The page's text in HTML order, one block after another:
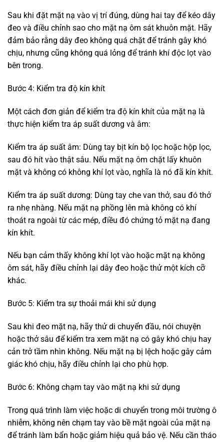
Sau khi đặt mặt nạ vào vị trí đúng, dùng hai tay để kéo dây
đeo và điều chỉnh sao cho mặt nạ ôm sát khuôn mặt. Hãy
đảm bảo rằng dây đeo không quá chặt để tránh gây khó
chịu, nhưng cũng không quá lỏng để tránh khí độc lọt vào
bên trong.
Bước 4: Kiểm tra độ kín khít
Một cách đơn giản để kiểm tra độ kín khít của mặt nạ là
thực hiện kiểm tra áp suất dương và âm:
Kiểm tra áp suất âm: Dùng tay bịt kín bộ lọc hoặc hộp lọc,
sau đó hít vào thật sâu. Nếu mặt nạ ôm chặt lấy khuôn
mặt và không có không khí lọt vào, nghĩa là nó đã kín khít.
Kiểm tra áp suất dương: Dùng tay che van thở, sau đó thở
ra nhẹ nhàng. Nếu mặt nạ phồng lên mà không có khí
thoát ra ngoài từ các mép, điều đó chứng tỏ mặt nạ đang
kín khít.
Nếu bạn cảm thấy không khí lọt vào hoặc mặt nạ không
ôm sát, hãy điều chỉnh lại dây đeo hoặc thử một kích cỡ
khác.
Bước 5: Kiểm tra sự thoải mái khi sử dụng
Sau khi đeo mặt nạ, hãy thử di chuyển đầu, nói chuyện
hoặc thở sâu để kiểm tra xem mặt nạ có gây khó chịu hay
cản trở tầm nhìn không. Nếu mặt nạ bị lệch hoặc gây cảm
giác khó chịu, hãy điều chỉnh lại cho phù hợp.
Bước 6: Không chạm tay vào mặt nạ khi sử dụng
Trong quá trình làm việc hoặc di chuyển trong môi trường ô
nhiễm, không nên chạm tay vào bề mặt ngoài của mặt nạ
để tránh làm bẩn hoặc giảm hiệu quả bảo vệ. Nếu cần tháo